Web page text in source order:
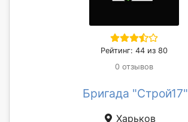
Рейтинг: 44 из 80
0 отзывов
Бригада "Строй17"
Харьков